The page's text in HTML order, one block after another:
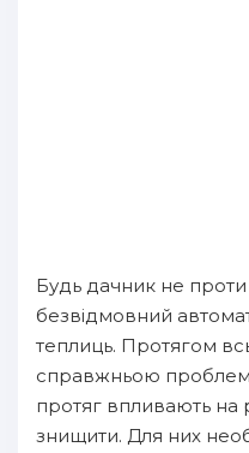
Будь дачник не проти
безвідмовний
теплиць. Протягом
справжньою
протяг впливають на
знищити. Для них